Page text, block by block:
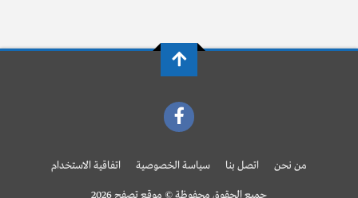
من نحن اتصل بنا سياسة الخصوصية اتفاقية الاستخدام
جميع الحقوق محفوظة © موقع تصفح 2026